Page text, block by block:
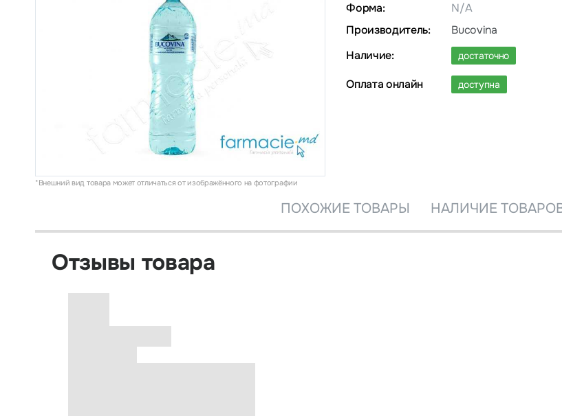
*Внешний вид товара может отличаться от изображённого на фотографии
Форма:
N/A
Производитель:
Bucovina
Наличие:
достаточно
Оплата онлайн доступна
ПОХОЖИЕ ТОВАРЫ НАЛИЧИЕ
Отзывы товара